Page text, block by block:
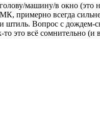
машину/в окно (это
примерно всегда
штиль. Вопрос с дождем-
это всё сомнительно (и